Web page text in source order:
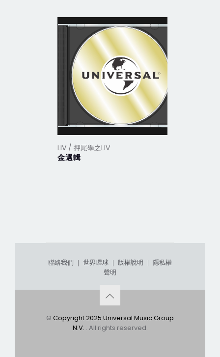
LIV / 押尾學之LIV
金選輯
聯絡我們 ｜ 世界環球 ｜ 版權說明 ｜ 隱私權
聲明
© Copyright 2025 Universal Music Group
N.V. . All rights reserved.